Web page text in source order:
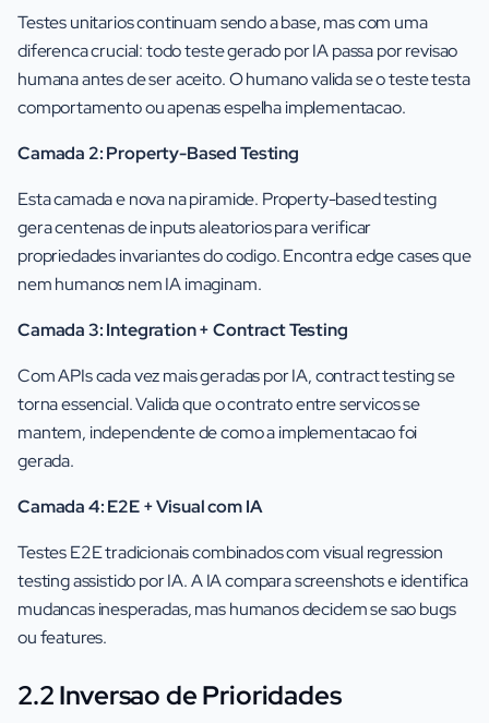
Testes unitarios continuam sendo a base, mas com uma
diferenca crucial: todo teste gerado por IA passa por revisao
humana antes de ser aceito. O humano valida se o teste testa
comportamento ou apenas espelha implementacao.
Camada 2: Property-Based Testing
Esta camada e nova na piramide. Property-based testing
gera centenas de inputs aleatorios para verificar
propriedades invariantes do codigo. Encontra edge cases que
nem humanos nem IA imaginam.
Camada 3: Integration + Contract Testing
Com APIs cada vez mais geradas por IA, contract testing se
torna essencial. Valida que o contrato entre servicos se
mantem, independente de como a implementacao foi
gerada.
Camada 4: E2E + Visual com IA
Testes E2E tradicionais combinados com visual regression
testing assistido por IA. A IA compara screenshots e identifica
mudancas inesperadas, mas humanos decidem se sao bugs
ou features.
2.2 Inversao de Prioridades